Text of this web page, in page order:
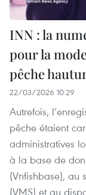
INN : la
pour la
pêche
22/03/2026 10:29
Autrefois,
pêche étaient
administratives
à la base de
(Vnfishbase), au
(VMS) et au